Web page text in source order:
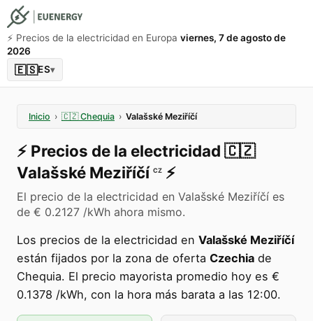
⚡️ Precios de la electricidad en Europa viernes, 7 de agosto de
2026
🇪🇸ES▾
Inicio › 🇨🇿 Chequia › Valašské Meziříčí
⚡️ Precios de la electricidad 🇨🇿
Valašské Meziříčí CZ ⚡️
El precio de la electricidad en Valašské Meziříčí es
de € 0.2127 /kWh ahora mismo.
Los precios de la electricidad en Valašské Meziříčí
están fijados por la zona de oferta Czechia de
Chequia. El precio mayorista promedio hoy es €
0.1378 /kWh, con la hora más barata a las 12:00.